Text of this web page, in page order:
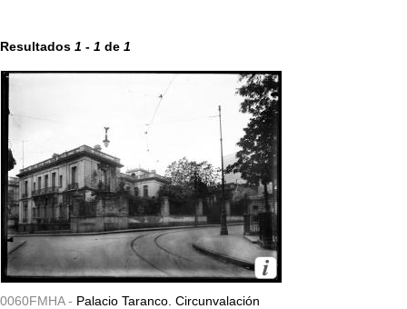
Resultados 1 - 1 de 1
0060FMHA - Palacio Taranco. Circunvalación